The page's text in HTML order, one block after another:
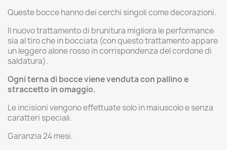
Queste bocce hanno dei cerchi singoli come decorazioni.
Il nuovo trattamento di brunitura migliora le performance
sia al tiro che in bocciata (con questo trattamento appare
un leggero alone rosso in corrispondenza del cordone di
saldatura).
Ogni terna di bocce viene venduta con pallino e
straccetto in omaggio.
Le incisioni vengono effettuate solo in maiuscolo e senza
caratteri speciali.
Garanzia 24 mesi.